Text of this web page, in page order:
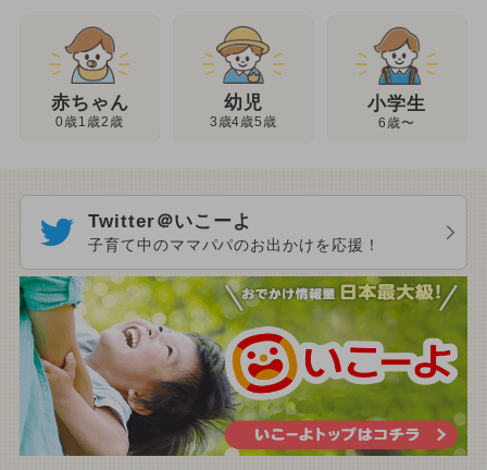
赤ちゃん
0歳1歳2歳
幼児
3歳4歳5歳
小学生
6歳〜
Twitter＠いこーよ
子育て中のママパパのお出かけを応援！